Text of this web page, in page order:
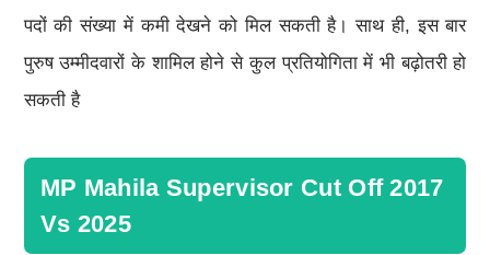
पदों की संख्या में कमी देखने को मिल सकती है। साथ ही, इस बार
पुरुष उम्मीदवारों के शामिल होने से कुल प्रतियोगिता में भी बढ़ोतरी हो
सकती है
MP Mahila Supervisor Cut Off 2017
Vs 2025